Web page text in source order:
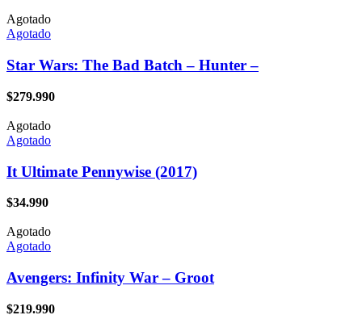
Agotado
Agotado
Star Wars: The Bad Batch – Hunter –
$279.990
Agotado
Agotado
It Ultimate Pennywise (2017)
$34.990
Agotado
Agotado
Avengers: Infinity War – Groot
$219.990